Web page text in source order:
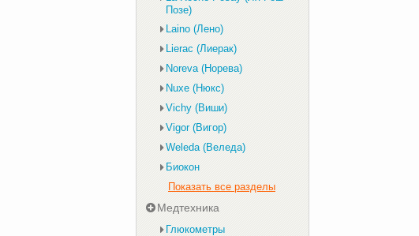
Позе)
Laino (Лено)
Lierac (Лиерак)
Noreva (Норева)
Nuxe (Нюкс)
Vichy (Виши)
Vigor (Вигор)
Weleda (Веледа)
Биокон
Показать все разделы
Медтехника
Глюкометры